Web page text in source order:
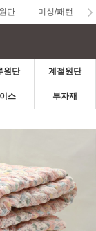
단 미싱/패턴
원단 계절원단
스 부자재